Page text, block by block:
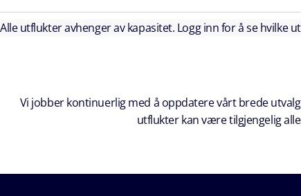
Alle utflukter avhenger av kapasitet. Logg inn for å se hvilke
Vi jobber kontinuerlig med å oppdatere vårt brede
utflukter kan være tilgjengelig